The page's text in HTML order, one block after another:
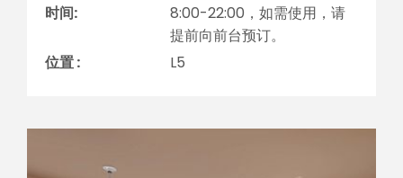
时间:
8:00-22:00，如需使用，请
提前向前台预订。
位置 :
L5